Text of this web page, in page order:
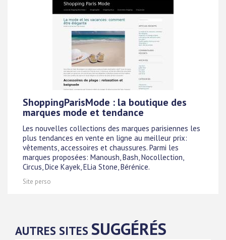
ShoppingParisMode : la boutique des
marques mode et tendance
Les nouvelles collections des marques parisiennes les
plus tendances en vente en ligne au meilleur prix:
vêtements, accessoires et chaussures. Parmi les
marques proposées: Manoush, Bash, Nocollection,
Circus, Dice Kayek, ELia Stone, Bérénice.
Site perso
AUTRES SITES SUGGÉRÉS